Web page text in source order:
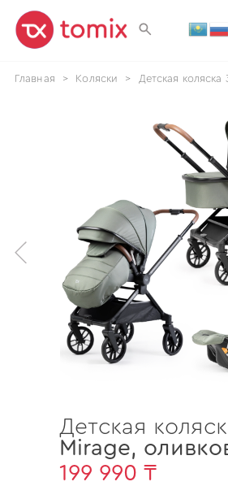
Главная > Коляски > Детская коляска
Детская
Mirage,
199 990 ₸